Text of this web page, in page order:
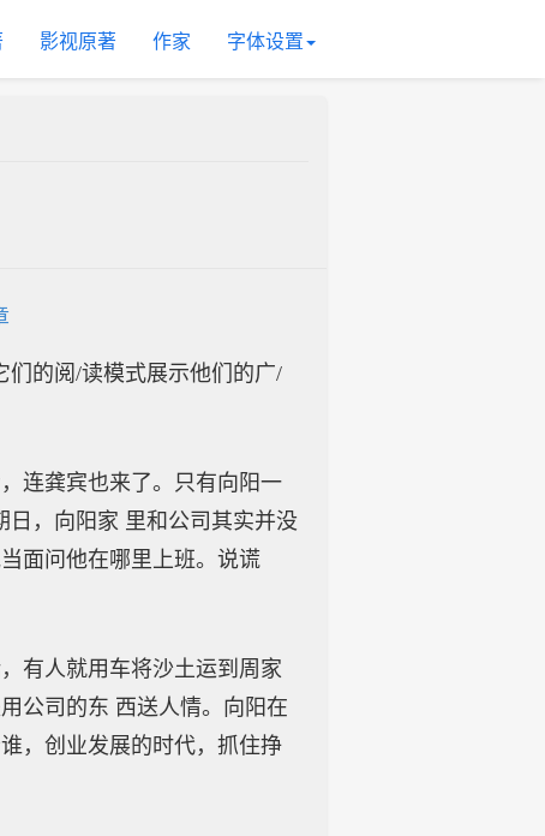
影视原著 作家 字体设置
们的阅/读模式展示他们的广/
龚宾也来了。只有向阳一
日，向阳家 里和公司其实并没
面问他在哪里上班。说谎
有人就用车将沙土运到周家
公司的东 西送人情。向阳在
，创业发展的时代，抓住挣